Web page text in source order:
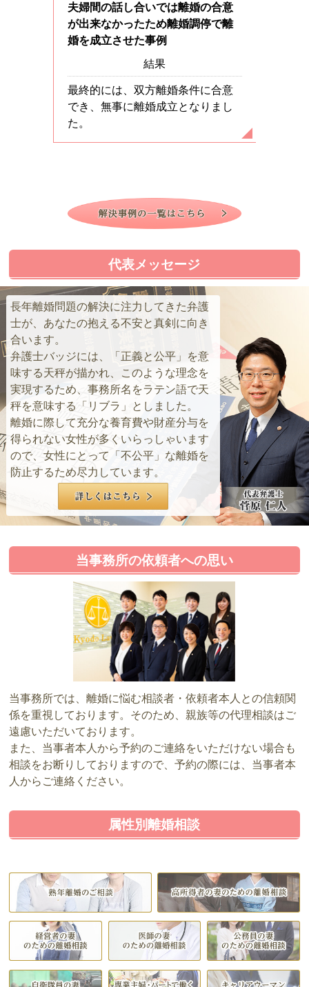
夫婦間の話し合いでは離婚の合意
が出来なかったため離婚調停で離
婚を成立させた事例
結果
最終的には、双方離婚条件に合意
でき、無事に離婚成立となりまし
た。
代表メッセージ
長年離婚問題の解決に注力してきた弁護
士が、あなたの抱える不安と真剣に向き
合います。
弁護士バッジには、「正義と公平」を意
味する天秤が描かれ、このような理念を
実現するため、事務所名をラテン語で天
秤を意味する「リブラ」としました。
離婚に際して充分な養育費や財産分与を
得られない女性が多くいらっしゃいます
ので、女性にとって「不公平」な離婚を
防止するため尽力しています。
当事務所の依頼者への思い
当事務所では、離婚に悩む相談者・依頼者本人との信頼関
係を重視しております。そのため、親族等の代理相談はご
遠慮いただいております。
また、当事者本人から予約のご連絡をいただけない場合も
相談をお断りしておりますので、予約の際には、当事者本
人からご連絡ください。
属性別離婚相談